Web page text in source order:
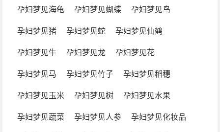
孕妇梦见海龟
孕妇梦见蝴蝶
孕妇梦见鸟
孕妇梦见猪
孕妇梦见蛇
孕妇梦见仙鹤
孕妇梦见牛
孕妇梦见龙
孕妇梦见花
孕妇梦见马
孕妇梦见竹子
孕妇梦见稻穗
孕妇梦见玉米
孕妇梦见树
孕妇梦见水果
孕妇梦见蔬菜
孕妇梦见人参
孕妇梦见化妆品